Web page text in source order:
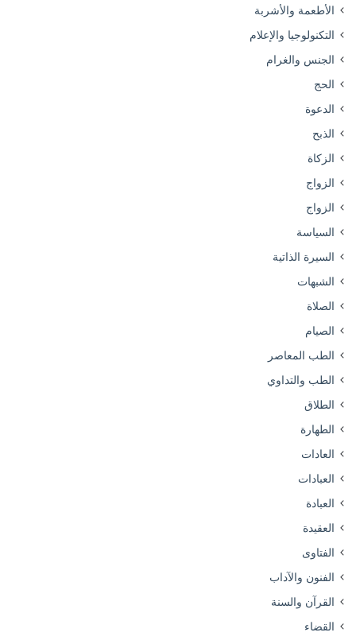
الأطعمة والأشربة
التكنولوجيا والإعلام
الجنس والغرام
الحج
الدعوة
الذبح
الزكاة
الزواج
الزواج
السياسة
السيرة الذاتية
الشبهات
الصلاة
الصيام
الطب المعاصر
الطب والتداوي
الطلاق
الطهارة
العادات
العبادات
العبادة
العقيدة
الفتاوى
الفنون والآداب
القرآن والسنة
القضاء